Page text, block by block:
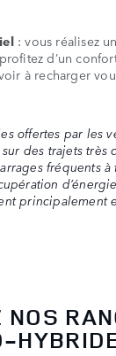
: vous réalisez
d’un
à recharger
offertes par les
des trajets très
fréquents à
principalement
NOS